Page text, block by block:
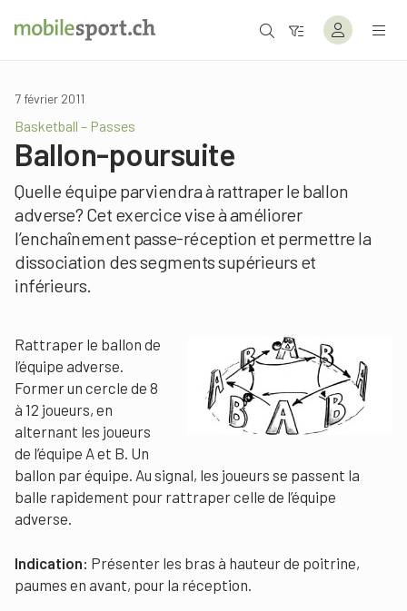
7 février 2011
Basketball – Passes
Ballon-poursuite
Quelle équipe parviendra à rattraper le ballon
adverse? Cet exercice vise à améliorer
l’enchaînement passe-réception et permettre la
dissociation des segments supérieurs et
inférieurs.
Rattraper le ballon de
l’équipe adverse.
Former un cercle de 8
à 12 joueurs, en
alternant les joueurs
de l’équipe A et B. Un
ballon par équipe. Au signal, les joueurs se passent la
balle rapidement pour rattraper celle de l’équipe
adverse.
Indication: Présenter les bras à hauteur de poitrine,
paumes en avant, pour la réception.